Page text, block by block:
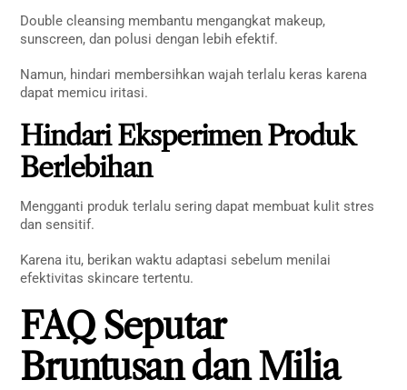
Double cleansing membantu mengangkat makeup,
sunscreen, dan polusi dengan lebih efektif.
Namun, hindari membersihkan wajah terlalu keras karena
dapat memicu iritasi.
Hindari Eksperimen Produk
Berlebihan
Mengganti produk terlalu sering dapat membuat kulit stres
dan sensitif.
Karena itu, berikan waktu adaptasi sebelum menilai
efektivitas skincare tertentu.
FAQ Seputar
Bruntusan dan Milia